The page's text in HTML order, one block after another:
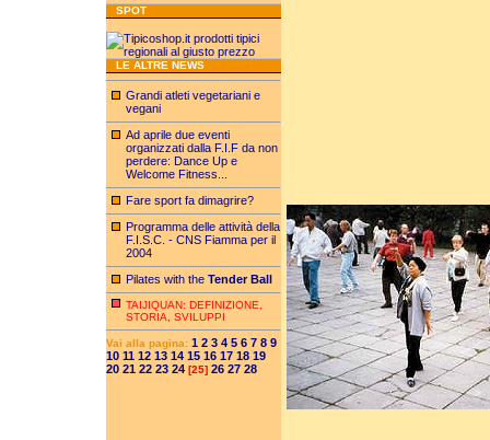
SPOT
LE ALTRE NEWS
Grandi atleti vegetariani e
vegani
Ad aprile due eventi
organizzati dalla F.I.F da non
perdere: Dance Up e
Welcome Fitness...
Fare sport fa dimagrire?
Programma delle attività della
F.I.S.C. - CNS Fiamma per il
2004
Pilates with the Tender Ball
TAIJIQUAN: DEFINIZIONE,
STORIA, SVILUPPI
Vai alla pagina: 1 2 3 4 5 6 7 8 9
10 11 12 13 14 15 16 17 18 19
20 21 22 23 24 [25] 26 27 28